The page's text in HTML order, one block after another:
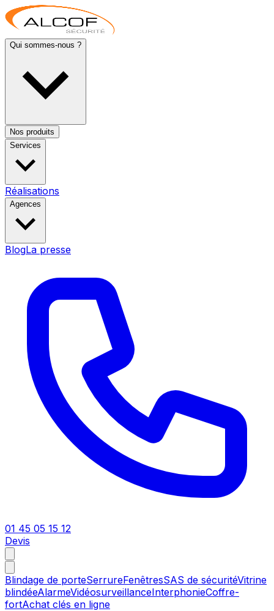
Qui sommes-nous ?
Nos produits
Services
Réalisations
Agences
BlogLa presse
01 45 05 15 12
Devis
Blindage de porteSerrureFenêtresSAS de sécuritéVitrine
blindéeAlarmeVidéosurveillanceInterphonieCoffre-
fortAchat clés en ligne